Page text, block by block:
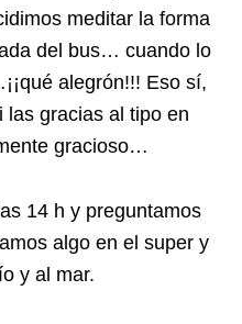
meditar la forma
del bus… cuando lo
alegrón!!! Eso sí,
las gracias al tipo en
gracioso…
14 h y preguntamos
algo en el super y
y al mar.